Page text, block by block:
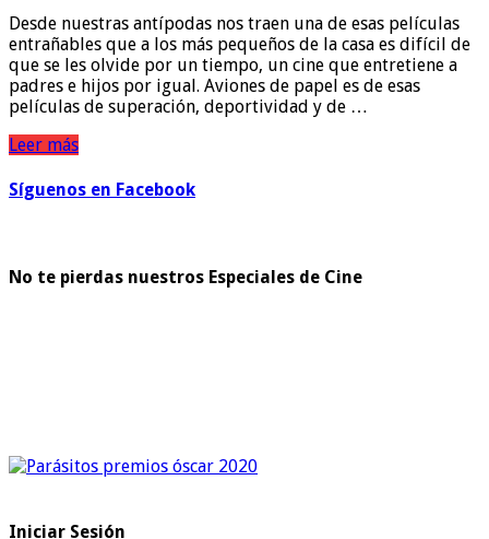
Desde nuestras antípodas nos traen una de esas películas
entrañables que a los más pequeños de la casa es difícil de
que se les olvide por un tiempo, un cine que entretiene a
padres e hijos por igual. Aviones de papel es de esas
películas de superación, deportividad y de …
Leer más
Síguenos en Facebook
No te pierdas nuestros Especiales de Cine
Iniciar Sesión